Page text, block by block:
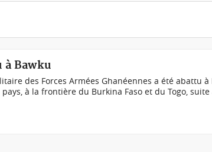
à Bawku
des Forces Armées Ghanéennes a été abattu à
à la frontière du Burkina Faso et du Togo,